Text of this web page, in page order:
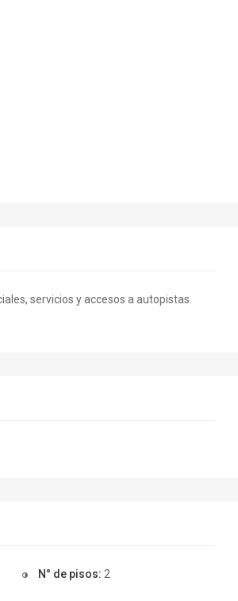
servicios y accesos a autopistas.
N° de pisos: 2